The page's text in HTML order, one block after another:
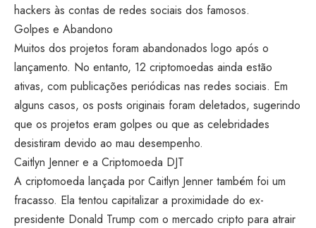
hackers às contas de redes sociais dos famosos.
Golpes e Abandono
Muitos dos projetos foram abandonados logo após o
lançamento. No entanto, 12 criptomoedas ainda estão
ativas, com publicações periódicas nas redes sociais. Em
alguns casos, os posts originais foram deletados, sugerindo
que os projetos eram golpes ou que as celebridades
desistiram devido ao mau desempenho.
Caitlyn Jenner e a Criptomoeda DJT
A criptomoeda lançada por Caitlyn Jenner também foi um
fracasso. Ela tentou capitalizar a proximidade do ex-
presidente Donald Trump com o mercado cripto para atrair